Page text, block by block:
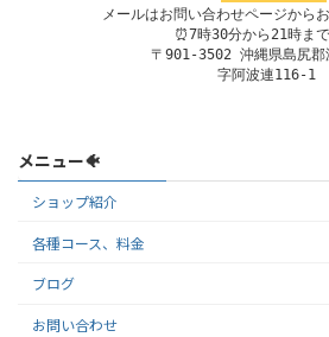
メールはお問い合わせページから
⏰7時30分から21時ま
〒901-3502 沖縄県島尻郡
字阿波連116-1
メニュー🐠
ショップ紹介
各種コース、料金
ブログ
お問い合わせ